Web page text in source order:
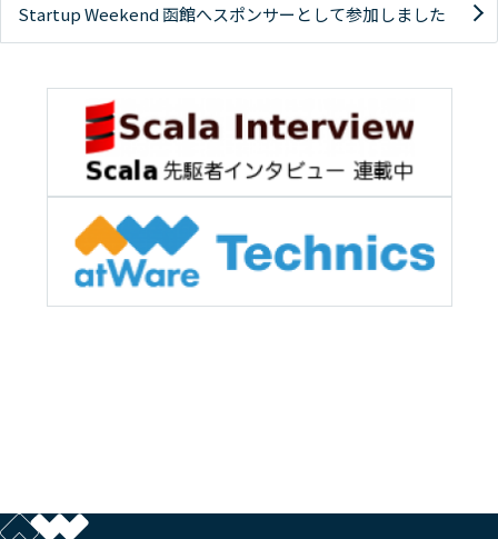
Startup Weekend 函館へスポンサーとして参加しました